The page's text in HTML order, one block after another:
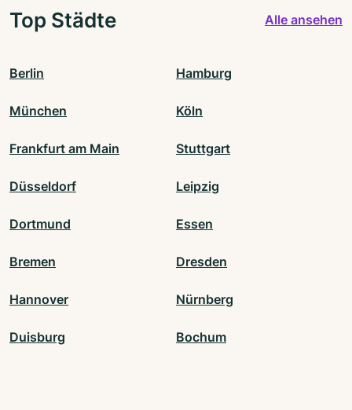
Top Städte Alle ansehen
Berlin Hamburg
München Köln
Frankfurt am Main Stuttgart
Düsseldorf Leipzig
Dortmund Essen
Bremen Dresden
Hannover Nürnberg
Duisburg Bochum